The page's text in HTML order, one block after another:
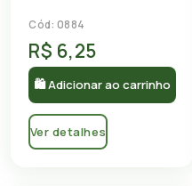
Cód: 0884
R$ 6,25
🛍 Adicionar ao carrinho
Ver detalhes